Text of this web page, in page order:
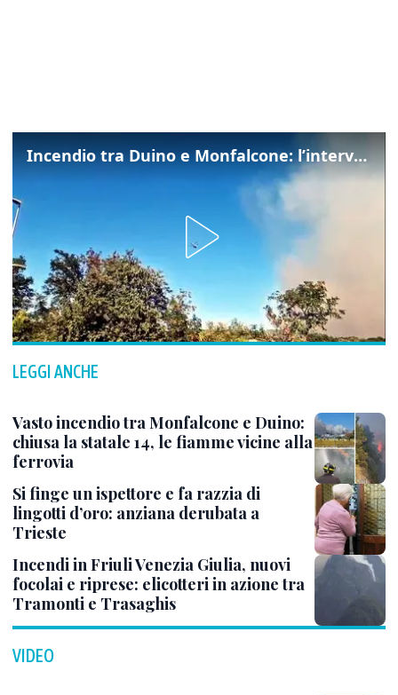
Incendio tra Duino e Monfalcone: l’intervento dei vigili del fuoco
LEGGI ANCHE
Vasto incendio tra Monfalcone e Duino:
chiusa la statale 14, le fiamme vicine alla
ferrovia
Si finge un ispettore e fa razzia di
lingotti d’oro: anziana derubata a
Trieste
Incendi in Friuli Venezia Giulia, nuovi
focolai e riprese: elicotteri in azione tra
Tramonti e Trasaghis
VIDEO